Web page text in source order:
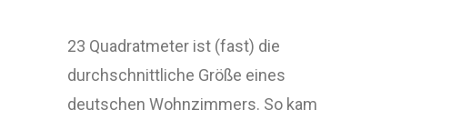
23 Quadratmeter ist (fast) die
durchschnittliche Größe eines
deutschen Wohnzimmers. So kam